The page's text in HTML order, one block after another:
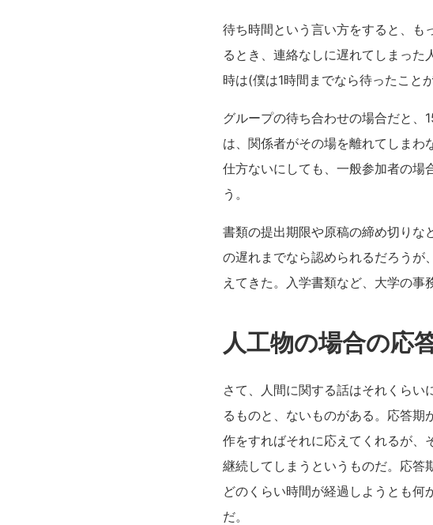
待ち時間という言い方をすると、も
るとき、連絡なしに遅れてしまっ
時は(僕は1時間までなら待ったこと
グループの待ち合わせの場合だと、
は、関係者がその場を離れてしまわ
仕方ないにしても、一般参加者の場
う。
書類の提出期限や原稿の締め切りな
の遅れまでなら認められるだろうが
えてきた。入学書類など、大学の事
人工物の場合の応
さて、人間に関する話はそれくら
るものと、ないものがある。応答
作をすればそれに応えてくれるが、
継続してしまうというものだ。応答
どのくらい時間が経過しようとも
だ。